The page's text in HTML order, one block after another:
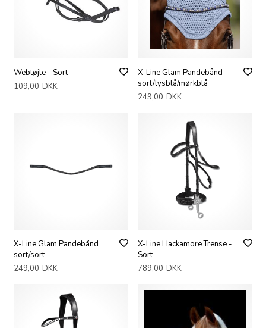
Webtøjle - Sort
109,00 DKK
X-Line Glam Pandebånd
sort/lysblå/mørkblå
249,00 DKK
X-Line Glam Pandebånd
sort/sort
249,00 DKK
X-Line Hackamore Trense -
Sort
789,00 DKK